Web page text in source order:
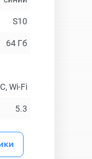
S10
64 Гб
Wi-Fi
5.3